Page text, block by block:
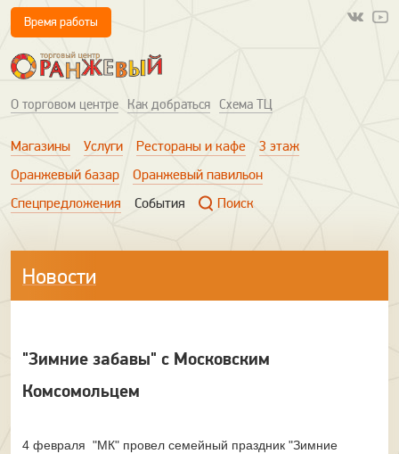
О торговом центре Как добраться Схема ТЦ
Время работы
Магазины Услуги Рестораны и кафе
3 этаж
Оранжевый базар
Оранжевый павильон
Спецпредложения
События Поиск
Новости
"Зимние забавы" с Московским
Комсомольцем
4 февраля "МК" провел семейный праздник "Зимние